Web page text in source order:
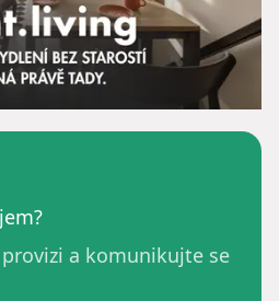
a komunikujte se